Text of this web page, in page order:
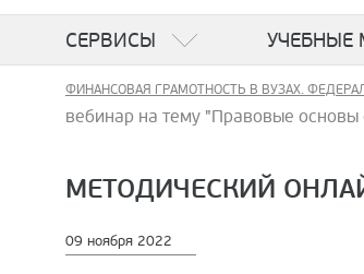
СЕРВИСЫ УЧЕБНЫЕ
ФИНАНСОВАЯ ГРАМОТНОСТЬ В ВУЗАХ.
вебинар на тему "Правовые основы
МЕТОДИЧЕСКИЙ
09 ноября 2022